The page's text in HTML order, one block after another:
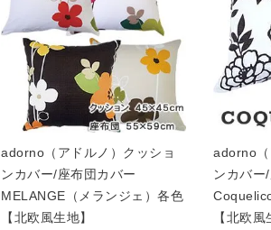
adorno（アドルノ）クッショ
ンカバー/座布団カバー
MELANGE（メランジェ）各色
【北欧風生地】
adorno（
ンカバー
【北欧風